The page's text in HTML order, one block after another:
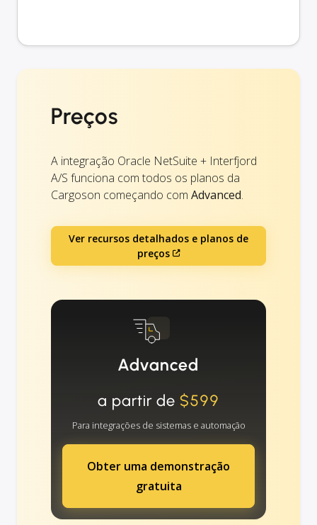
Preços
A integração Oracle NetSuite + Interfjord
A/S funciona com todos os planos da
Cargoson começando com Advanced.
Ver recursos detalhados e planos de
preços
Advanced
a partir de $599
Para integrações de sistemas e automação
Obter uma demonstração
gratuita